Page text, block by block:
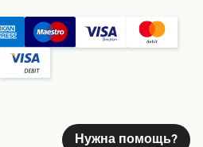
Нужна помощь?